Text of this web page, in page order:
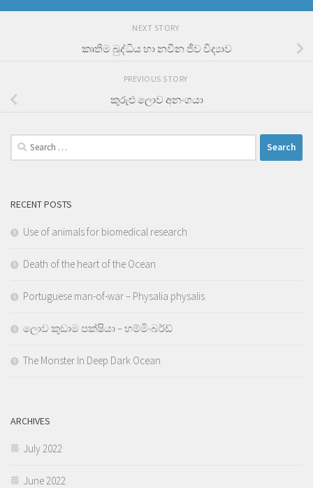
NEXT STORY
කෘතිම බුද්ධිය හා නවීන ජීව විද්‍යාව
PREVIOUS STORY
කුරුළු ලොව අනංගයා
Search
for:
RECENT POSTS
Use of animals for biomedical research
Death of the heart of the Ocean
Portuguese man-of-war – Physalia physalis
ලොව කුඩාම පක්ෂියා – හම්මිංබර්ඩ්
The Monster In Deep Dark Ocean
ARCHIVES
July 2022
June 2022